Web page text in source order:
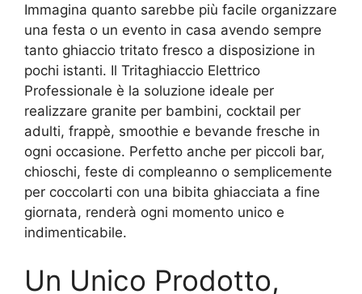
Immagina quanto sarebbe più facile organizzare
una festa o un evento in casa avendo sempre
tanto ghiaccio tritato fresco a disposizione in
pochi istanti. Il Tritaghiaccio Elettrico
Professionale è la soluzione ideale per
realizzare granite per bambini, cocktail per
adulti, frappè, smoothie e bevande fresche in
ogni occasione. Perfetto anche per piccoli bar,
chioschi, feste di compleanno o semplicemente
per coccolarti con una bibita ghiacciata a fine
giornata, renderà ogni momento unico e
indimenticabile.
Un Unico Prodotto,